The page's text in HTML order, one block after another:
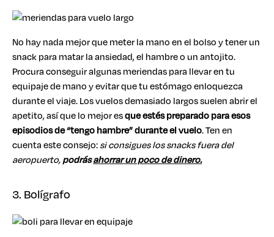
No hay nada mejor que meter la mano en el bolso y tener un
snack para matar la ansiedad, el hambre o un antojito.
Procura conseguir algunas meriendas para llevar en tu
equipaje de mano y evitar que tu estómago enloquezca
durante el viaje. Los vuelos demasiado largos suelen abrir el
apetito, así que lo mejor esque estés preparado para esos
episodios de “tengo hambre” durante el vuelo. Ten en
cuenta este consejo:si consigues los snacks fuera del
aeropuerto,podrásahorrar un poco de dinero.
3. Bolígrafo